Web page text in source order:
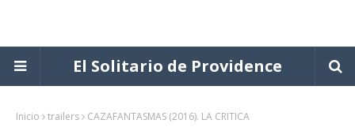
El Solitario de Providence
Inicio trailers CAZAFANTASMAS (2016). LA CRITICA